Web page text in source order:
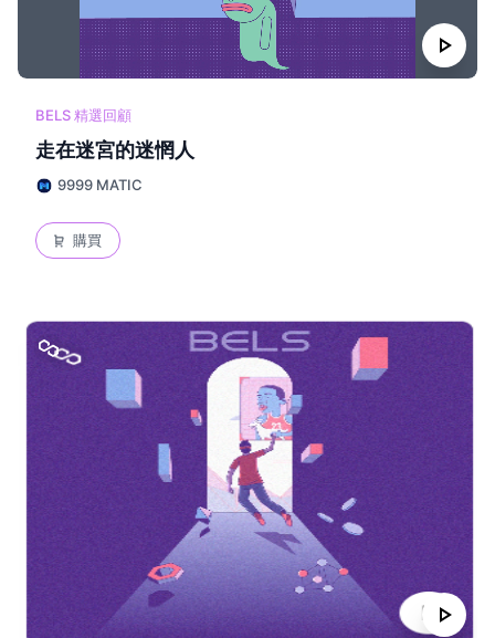
play_arrow
BELS 精選回顧
走在迷宮的迷惘人
9999 MATIC
購買
play_arrow